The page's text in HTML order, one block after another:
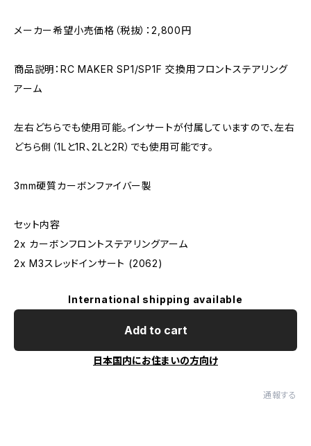
メーカー希望小売価格（税抜）：2,800円
商品説明：RC MAKER SP1/SP1F 交換用フロントステアリング
アーム
左右どちらでも使用可能。インサートが付属していますので、左右
どちら側（1Lと1R、2Lと2R）でも使用可能です。
3mm硬質カーボンファイバー製
セット内容
2x カーボンフロントステアリングアーム
2x M3スレッドインサート (2062)
International shipping available
Add to cart
日本国内にお住まいの方向け
通報する